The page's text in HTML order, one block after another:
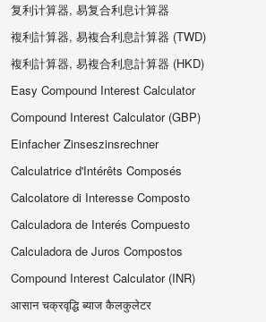
复利计算器, 易复合利息计算器
複利計算器, 易複合利息計算器 (TWD)
複利計算器, 易複合利息計算器 (HKD)
Easy Compound Interest Calculator
Compound Interest Calculator (GBP)
Einfacher Zinseszinsrechner
Calculatrice d'Intérêts Composés
Calcolatore di Interesse Composto
Calculadora de Interés Compuesto
Calculadora de Juros Compostos
Compound Interest Calculator (INR)
आसान चक्रवृद्धि ब्याज कैलकुलेटर